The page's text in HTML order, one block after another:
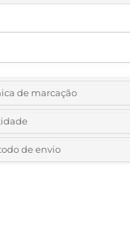
de marcação
e as cores do logotipo:
pedido)
de envio